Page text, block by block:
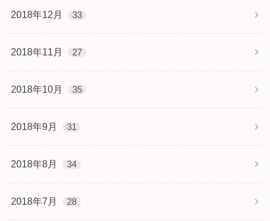
2018年12月 33
2018年11月 27
2018年10月 35
2018年9月 31
2018年8月 34
2018年7月 28